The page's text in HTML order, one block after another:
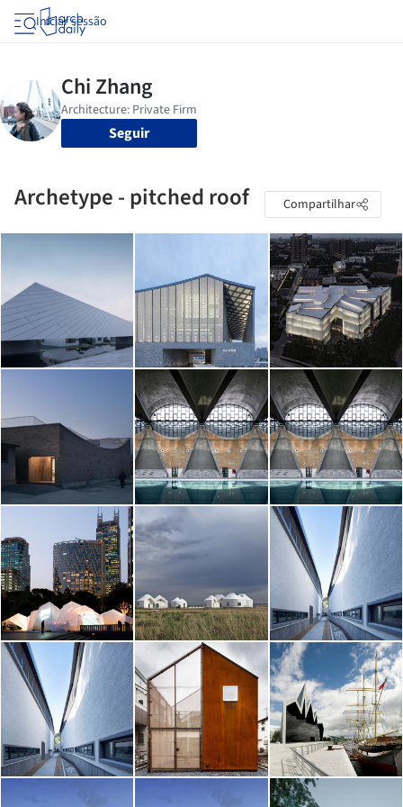
Iniciar sessão
Seguir
Archetype - pitched roof Compartilhar